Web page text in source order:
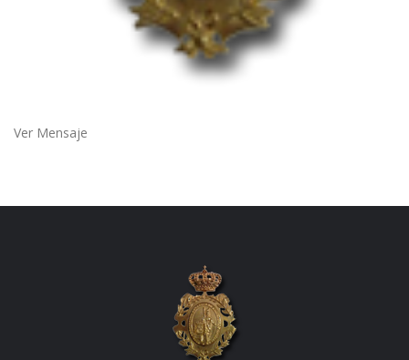
Ver Mensaje